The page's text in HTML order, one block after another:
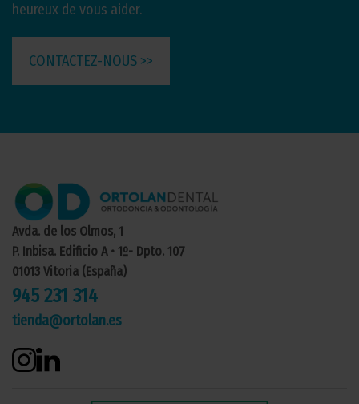
heureux de vous aider.
CONTACTEZ-NOUS >>
Avda. de los Olmos, 1
P. Inbisa. Edificio A • 1º- Dpto. 107
01013 Vitoria (España)
945 231 314
tienda@ortolan.es